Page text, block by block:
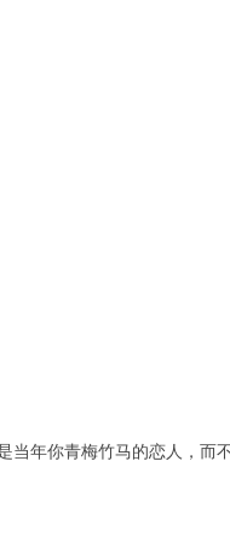
当年你青梅竹马的恋人，